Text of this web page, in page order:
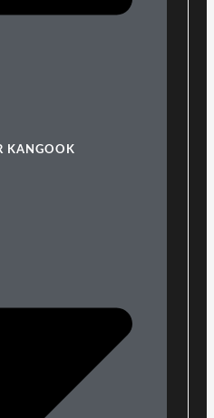
KANGOOK